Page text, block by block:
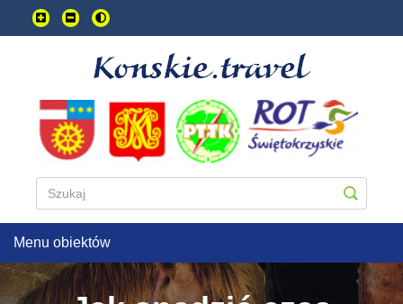
Przejdź
do
głownej
Menu obiektów